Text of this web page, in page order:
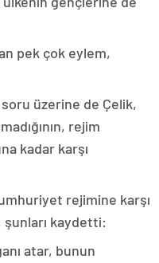
pek çok eylem,
soru üzerine de Çelik,
rejim
kadar karşı
rejimine karşı
şunları kaydetti:
atar, bunun